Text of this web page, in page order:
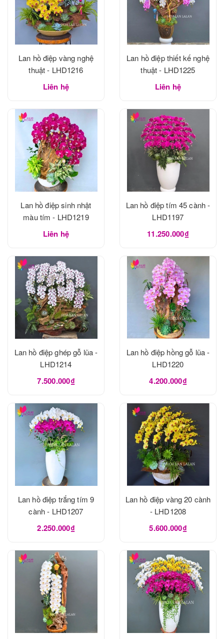
Lan hồ điệp vàng nghệ
thuật - LHD1216
Liên hệ
Lan hồ điệp thiết kế nghệ
thuật - LHD1225
Liên hệ
Lan hồ điệp sinh nhật
màu tím - LHD1219
Liên hệ
Lan hồ điệp tím 45 cành -
LHD1197
11.250.000₫
Lan hồ điệp ghép gỗ lũa -
LHD1214
7.500.000₫
Lan hồ điệp hồng gỗ lũa -
LHD1220
4.200.000₫
Lan hồ điệp trắng tím 9
cành - LHD1207
2.250.000₫
Lan hồ điệp vàng 20 cành
- LHD1208
5.600.000₫